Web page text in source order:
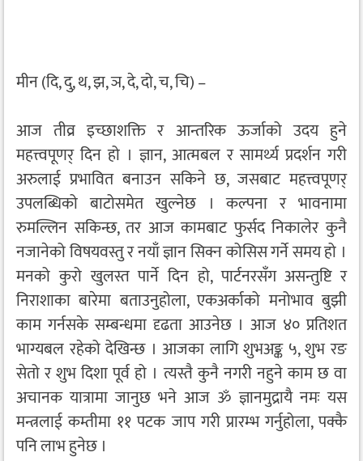
मीन (दि, दु, थ, झ, ञ, दे, दो, च, चि) –
आज तीव्र इच्छाशक्ति र आन्तरिक ऊर्जाको उदय हुने
महत्त्वपूणर् दिन हो । ज्ञान, आत्मबल र सामर्थ्य प्रदर्शन गरी
अरुलाई प्रभावित बनाउन सकिने छ, जसबाट महत्त्वपूणर्
उपलब्धिको बाटोसमेत खुल्नेछ । कल्पना र भावनामा
रुमल्लिन सकिन्छ, तर आज कामबाट फुर्सद निकालेर कुनै
नजानेको विषयवस्तु र नयाँ ज्ञान सिक्न कोसिस गर्ने समय हो ।
मनको कुरो खुलस्त पार्ने दिन हो, पार्टनरसँग असन्तुष्टि र
निराशाका बारेमा बताउनुहोला, एकअर्काको मनोभाव बुझी
काम गर्नसके सम्बन्धमा दृढता आउनेछ । आज ४० प्रतिशत
भाग्यबल रहेको देखिन्छ । आजका लागि शुभअङ्क ५, शुभ रङ
सेतो र शुभ दिशा पूर्व हो । त्यस्तै कुनै नगरी नहुने काम छ वा
अचानक यात्रामा जानुछ भने आज ॐ ज्ञानमुद्रायै नमः यस
मन्त्रलाई कम्तीमा ११ पटक जाप गरी प्रारम्भ गर्नुहोला, पक्कै
पनि लाभ हुनेछ ।